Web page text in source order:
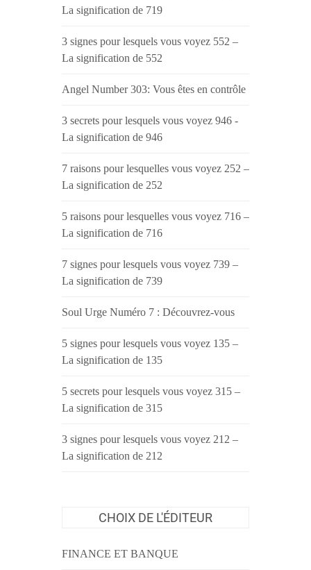
La signification de 719
3 signes pour lesquels vous voyez 552 –
La signification de 552
Angel Number 303: Vous êtes en contrôle
3 secrets pour lesquels vous voyez 946 -
La signification de 946
7 raisons pour lesquelles vous voyez 252 –
La signification de 252
5 raisons pour lesquelles vous voyez 716 –
La signification de 716
7 signes pour lesquels vous voyez 739 –
La signification de 739
Soul Urge Numéro 7 : Découvrez-vous
5 signes pour lesquels vous voyez 135 –
La signification de 135
5 secrets pour lesquels vous voyez 315 –
La signification de 315
3 signes pour lesquels vous voyez 212 –
La signification de 212
CHOIX DE L'ÉDITEUR
FINANCE ET BANQUE